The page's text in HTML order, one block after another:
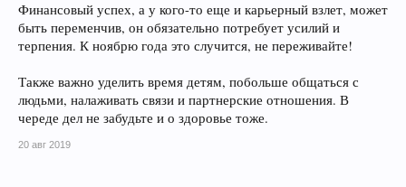
Финансовый успех, а у кого-то еще и карьерный взлет, может
быть переменчив, он обязательно потребует усилий и
терпения. К ноябрю года это случится, не переживайте!
Также важно уделить время детям, побольше общаться с
людьми, налаживать связи и партнерские отношения. В
череде дел не забудьте и о здоровье тоже.
20 авг 2019